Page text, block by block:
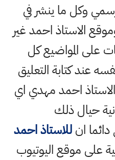
وكل ما ينشر في
الاستاذ احمد غير
على المواضيع كل
كتابة التعليق
احمد مهدي اي
حيال ذلك
انللاستاذ احمد
على موقع اليوتيوب